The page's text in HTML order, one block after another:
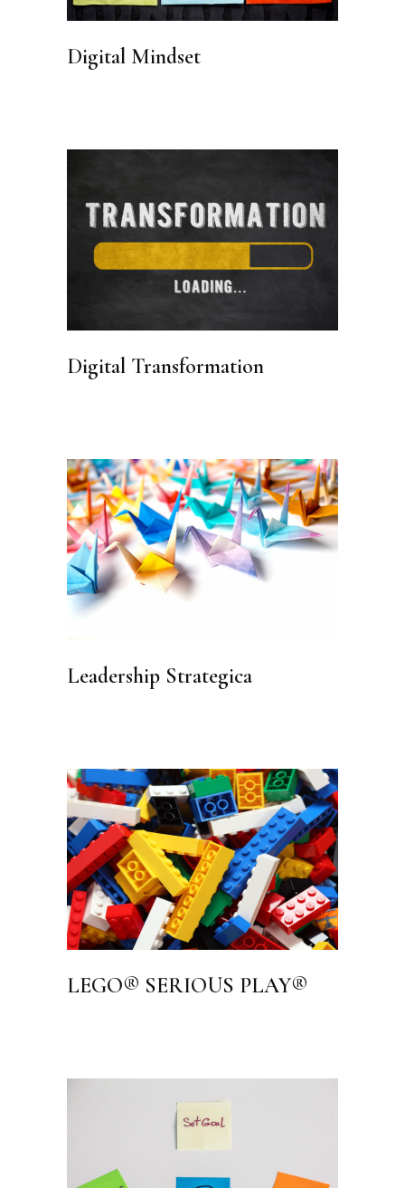
Digital Mindset
Digital Transformation
Leadership Strategica
LEGO® SERIOUS PLAY®